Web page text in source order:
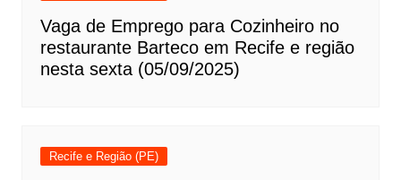
Vaga de Emprego para Cozinheiro no
restaurante Barteco em Recife e região
nesta sexta (05/09/2025)
Recife e Região (PE)